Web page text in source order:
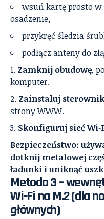
wsuń kartę prosto w
osadzenie,
przykręć śledzia
podłącz anteny do
Zamknij obudowę,
komputer.
Zainstaluj
strony WWW.
Skonfiguruj sieć
Bezpieczeństwo:
dotknij metalowej
ładunki i uniknąć
Metoda 3 –
Wi‑Fi na M.2 (dla
głównych)